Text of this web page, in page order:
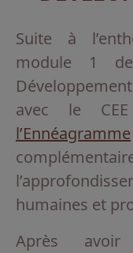
Suite à
module 1
avec le
l’Ennéagramme
humaines et
Après